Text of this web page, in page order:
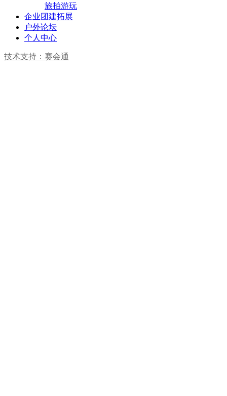
旅拍游玩
企业团建拓展
户外论坛
个人中心
技术支持：赛会通